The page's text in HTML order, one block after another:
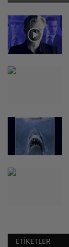
ETIKETLER